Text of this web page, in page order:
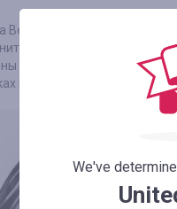
Шанель, а также
модных показов, но
- невероятная
или же на торжественных
We've